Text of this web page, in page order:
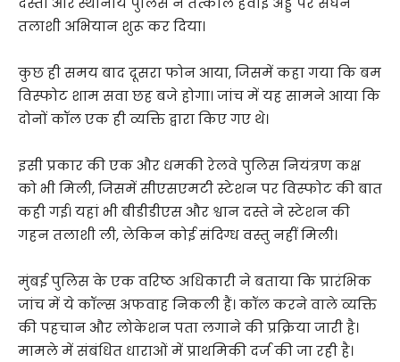
तलाशी अभियान शुरू कर दिया।
कुछ ही समय बाद दूसरा फोन आया, जिसमें कहा गया कि बम
विस्फोट शाम सवा छह बजे होगा। जांच में यह सामने आया कि
दोनों कॉल एक ही व्यक्ति द्वारा किए गए थे।
इसी प्रकार की एक और धमकी रेलवे पुलिस नियंत्रण कक्ष
को भी मिली, जिसमें सीएसएमटी स्टेशन पर विस्फोट की बात
कही गई। यहां भी बीडीडीएस और श्वान दस्ते ने स्टेशन की
गहन तलाशी ली, लेकिन कोई संदिग्ध वस्तु नहीं मिली।
मुंबई पुलिस के एक वरिष्ठ अधिकारी ने बताया कि प्रारंभिक
जांच में ये कॉल्स अफवाह निकली हैं। कॉल करने वाले व्यक्ति
की पहचान और लोकेशन पता लगाने की प्रक्रिया जारी है।
मामले में संबंधित धाराओं में प्राथमिकी दर्ज की जा रही है।